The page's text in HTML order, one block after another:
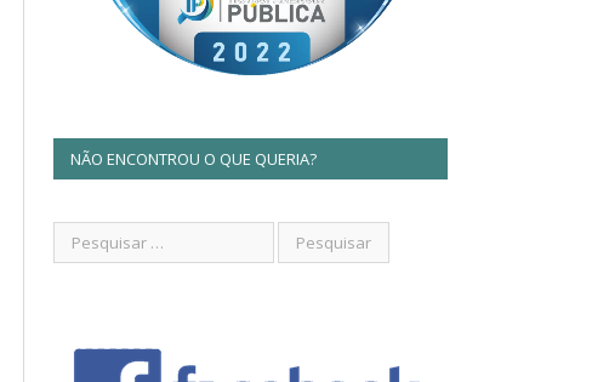
NÃO ENCONTROU O QUE QUERIA?